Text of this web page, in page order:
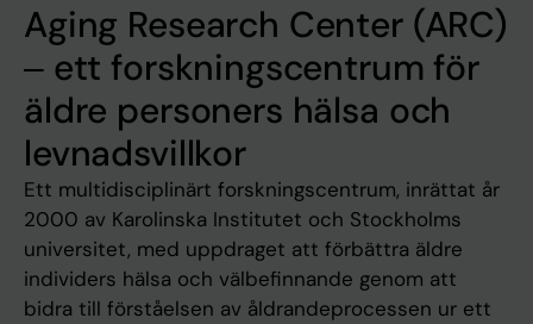
Aging Research Center (ARC)
‒ ett forskningscentrum för
äldre personers hälsa och
levnadsvillkor
Ett multidisciplinärt forskningscentrum, inrättat år
2000 av Karolinska Institutet och Stockholms
universitet, med uppdraget att förbättra äldre
individers hälsa och välbefinnande genom att
bidra till förståelsen av åldrandeprocessen ur ett